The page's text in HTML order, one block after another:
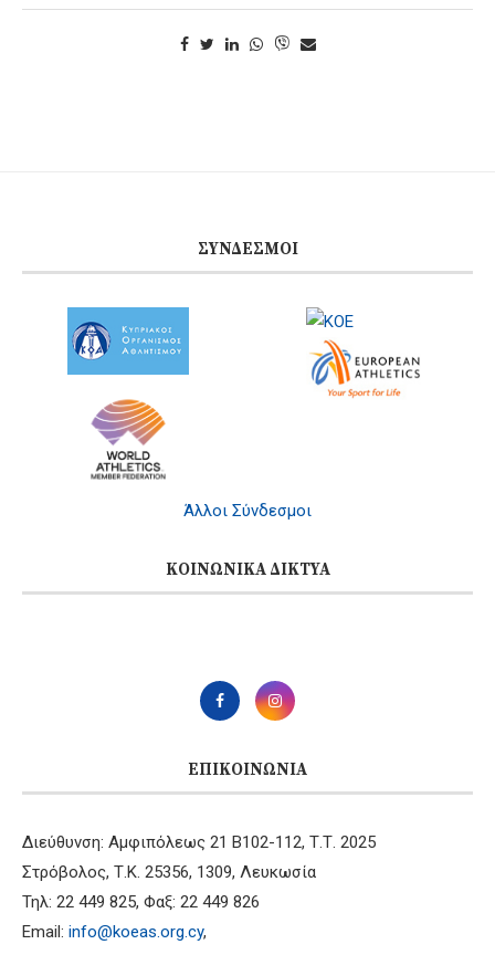
ΣΎΝΔΕΣΜΟΙ
Άλλοι Σύνδεσμοι
ΚΟΙΝΩΝΙΚΆ ΔΊΚΤΥΑ
ΕΠΙΚΟΙΝΩΝΊΑ
Διεύθυνση: Αμφιπόλεως 21 B102-112, Τ.Τ. 2025
Στρόβολος, Τ.Κ. 25356, 1309, Λευκωσία
Τηλ: 22 449 825, Φαξ: 22 449 826
Email: info@koeas.org.cy,